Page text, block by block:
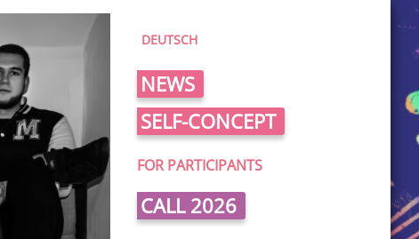
DEUTSCH
NEWS
SELF-CONCEPT
FOR PARTICIPANTS
CALL 2026